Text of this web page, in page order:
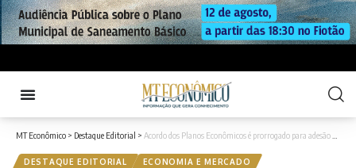
MT Econômico > Destaque Editorial > Acordo dos Planos Econômicos é prorrogado para adesão até 2025
DESTAQUE EDITORIAL ECONOMIA E MERCADO